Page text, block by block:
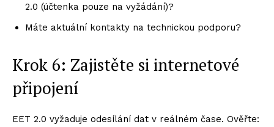
2.0 (účtenka pouze na vyžádání)?
Máte aktuální kontakty na technickou podporu?
Krok 6: Zajistěte si internetové
připojení
EET 2.0 vyžaduje odesílání dat v reálném čase. Ověřte: